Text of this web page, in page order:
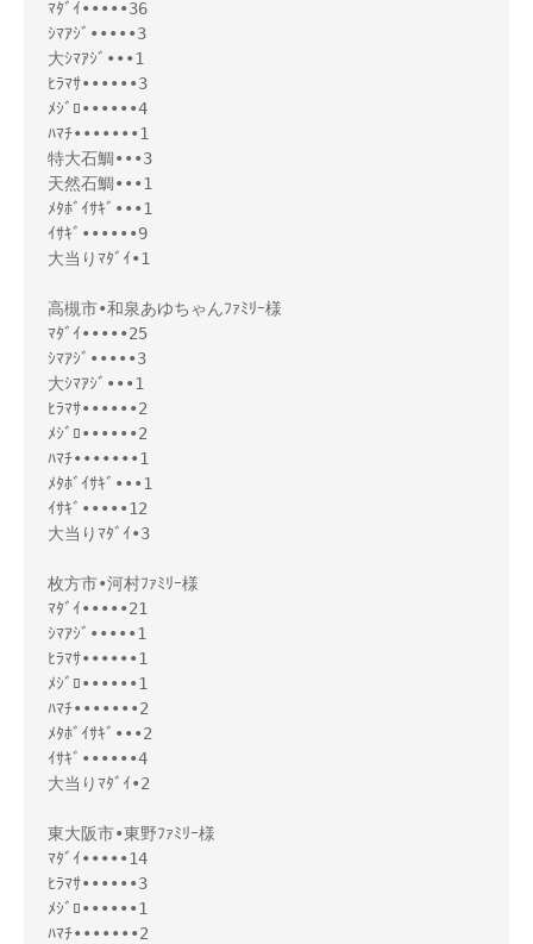
ﾏﾀﾞｲ•••••36
ｼﾏｱｼﾞ•••••3
大ｼﾏｱｼﾞ•••1
ﾋﾗﾏｻ••••••3
ﾒｼﾞﾛ••••••4
ﾊﾏﾁ•••••••1
特大石鯛•••3
天然石鯛•••1
ﾒﾀﾎﾞｲｻｷﾞ•••1
ｲｻｷﾞ••••••9
大当りﾏﾀﾞｲ•1
高槻市•和泉あゆちゃんﾌｧﾐﾘｰ様
ﾏﾀﾞｲ•••••25
ｼﾏｱｼﾞ•••••3
大ｼﾏｱｼﾞ•••1
ﾋﾗﾏｻ••••••2
ﾒｼﾞﾛ••••••2
ﾊﾏﾁ•••••••1
ﾒﾀﾎﾞｲｻｷﾞ•••1
ｲｻｷﾞ•••••12
大当りﾏﾀﾞｲ•3
枚方市•河村ﾌｧﾐﾘｰ様
ﾏﾀﾞｲ•••••21
ｼﾏｱｼﾞ•••••1
ﾋﾗﾏｻ••••••1
ﾒｼﾞﾛ••••••1
ﾊﾏﾁ•••••••2
ﾒﾀﾎﾞｲｻｷﾞ•••2
ｲｻｷﾞ••••••4
大当りﾏﾀﾞｲ•2
東大阪市•東野ﾌｧﾐﾘｰ様
ﾏﾀﾞｲ•••••14
ﾋﾗﾏｻ••••••3
ﾒｼﾞﾛ••••••1
ﾊﾏﾁ•••••••2